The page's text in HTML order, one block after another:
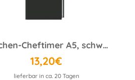
Wochen-Cheftimer A5, schwarz 2025
13,20€
lieferbar in ca. 20 Tagen